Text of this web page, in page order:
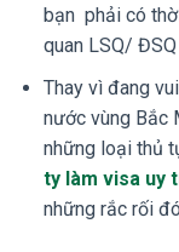
bạn phải có
quan LSQ/
Thay vì đang
nước vùng Bắc
những loại thủ
ty làm visa uy
những rắc rối